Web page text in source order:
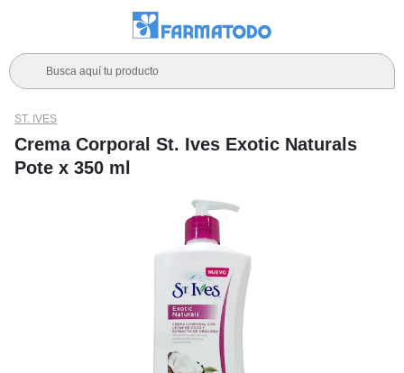
Busca aquí tu producto
ST. IVES
Crema Corporal St. Ives Exotic Naturals
Pote x 350 ml